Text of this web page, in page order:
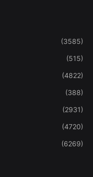
(3585)
(515)
(4822)
(388)
(2931)
(4720)
(6269)